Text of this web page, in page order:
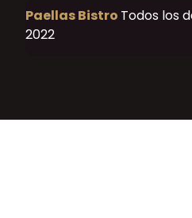
Paellas Bistro Todos los
2022